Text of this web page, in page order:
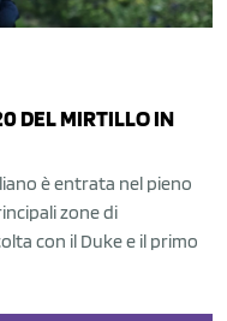
DEL MIRTILLO IN
è entrata nel pieno
zone di
con il Duke e il primo